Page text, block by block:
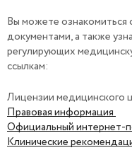
Вы можете ознакомиться
документами, а также
регулирующих
ссылкам:
Лицензии
Правовая информация
Официальный интернет-
Клинические